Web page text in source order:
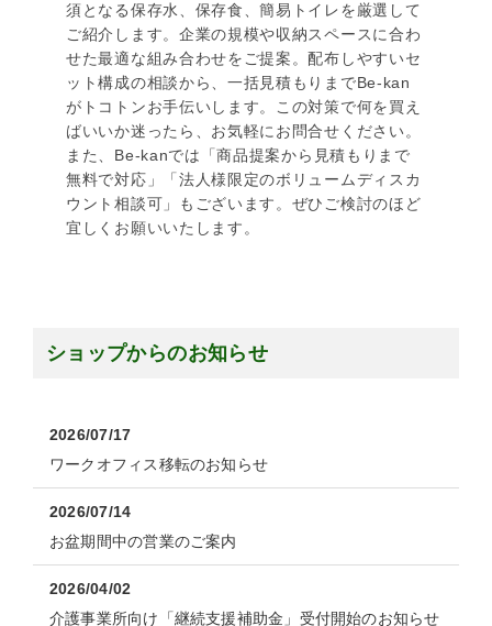
須となる保存水、保存食、簡易トイレを厳選して
ご紹介します。企業の規模や収納スペースに合わ
せた最適な組み合わせをご提案。配布しやすいセ
ット構成の相談から、一括見積もりまでBe-kan
がトコトンお手伝いします。この対策で何を買え
ばいいか迷ったら、お気軽にお問合せください。
また、Be-kanでは「商品提案から見積もりまで
無料で対応」「法人様限定のボリュームディスカ
ウント相談可」もございます。ぜひご検討のほど
宜しくお願いいたします。
ショップからのお知らせ
2026/07/17
ワークオフィス移転のお知らせ
2026/07/14
お盆期間中の営業のご案内
2026/04/02
介護事業所向け「継続支援補助金」受付開始のお知らせ